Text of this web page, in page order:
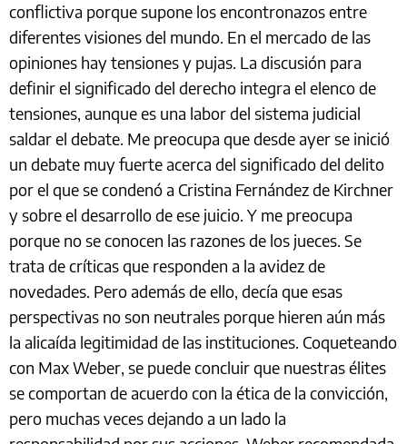
conflictiva porque supone los encontronazos entre
diferentes visiones del mundo. En el mercado de las
opiniones hay tensiones y pujas. La discusión para
definir el significado del derecho integra el elenco de
tensiones, aunque es una labor del sistema judicial
saldar el debate. Me preocupa que desde ayer se inició
un debate muy fuerte acerca del significado del delito
por el que se condenó a Cristina Fernández de Kirchner
y sobre el desarrollo de ese juicio. Y me preocupa
porque no se conocen las razones de los jueces. Se
trata de críticas que responden a la avidez de
novedades. Pero además de ello, decía que esas
perspectivas no son neutrales porque hieren aún más
la alicaída legitimidad de las instituciones. Coqueteando
con Max Weber, se puede concluir que nuestras élites
se comportan de acuerdo con la ética de la convicción,
pero muchas veces dejando a un lado la